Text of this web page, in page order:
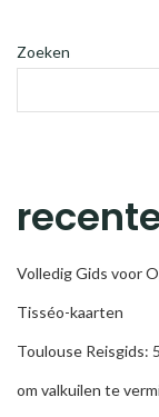
Zoeken
Volledig Gids voor
Tisséo-kaarten
Toulouse Reisgids:
om valkuilen te